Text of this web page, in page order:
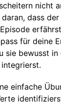
nicht
dass
für deine
sie bewusst in
einfache